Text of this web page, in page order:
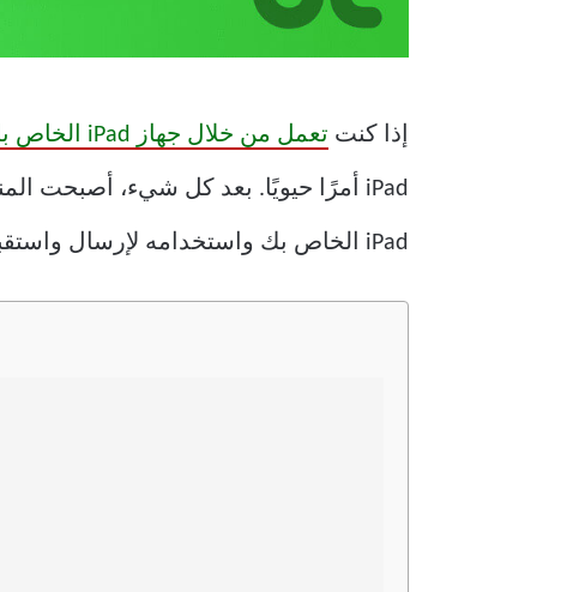
إذا كنت تعمل من خلال جهاز iPad الخاص بك
iPad الخاص بك واستخدامه لإرسال واستقبال الرسائل بسلاسة.